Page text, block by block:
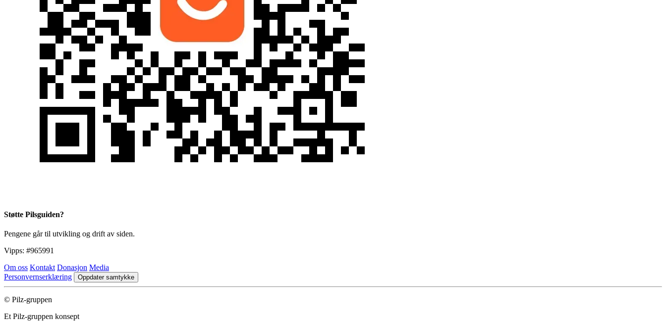
Støtte Pilsguiden?
Pengene går til utvikling og drift av siden.
Vipps: #965991
Om oss Kontakt Donasjon Media
Personvernserklæring
Oppdater samtykke
© Pilz-gruppen
Et Pilz-gruppen konsept